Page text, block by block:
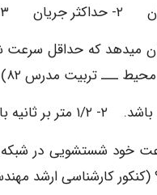
میدهد که حداقل سرعت
ـــ تربیت مدرس ۸۲)
خود شستشویی در شبکه
کارشناسی ارشد